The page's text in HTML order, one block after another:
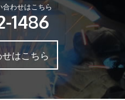
わせはこちら
1486
はこちら